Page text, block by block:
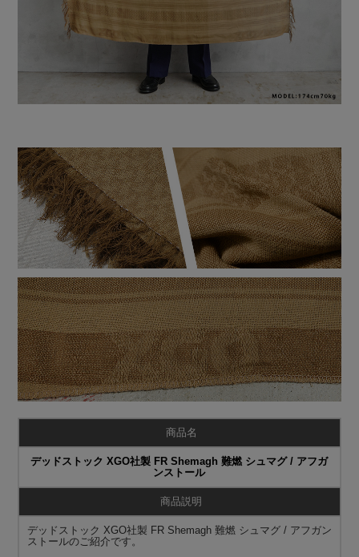
商品名
デッドストック XGO社製 FR Shemagh 難燃 シュマグ / アフガ
ンストール
商品説明
デッドストック XGO社製 FR Shemagh 難燃 シュマグ / アフガン
ストールのご紹介です。